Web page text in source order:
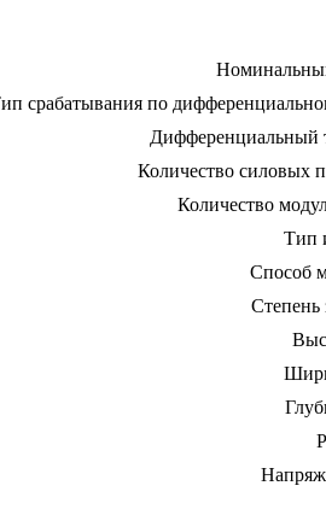
срабатывания по
Дифференциальный
Количество силовых
Количество
Тип
Способ